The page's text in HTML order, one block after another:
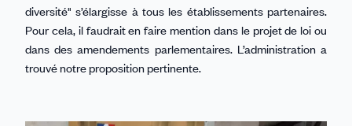
diversité" s’élargisse à tous les établissements partenaires.
Pour cela, il faudrait en faire mention dans le projet de loi ou
dans des amendements parlementaires. L’administration a
trouvé notre proposition pertinente.